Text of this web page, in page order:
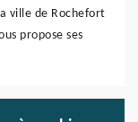
ville de Rochefort
propose ses